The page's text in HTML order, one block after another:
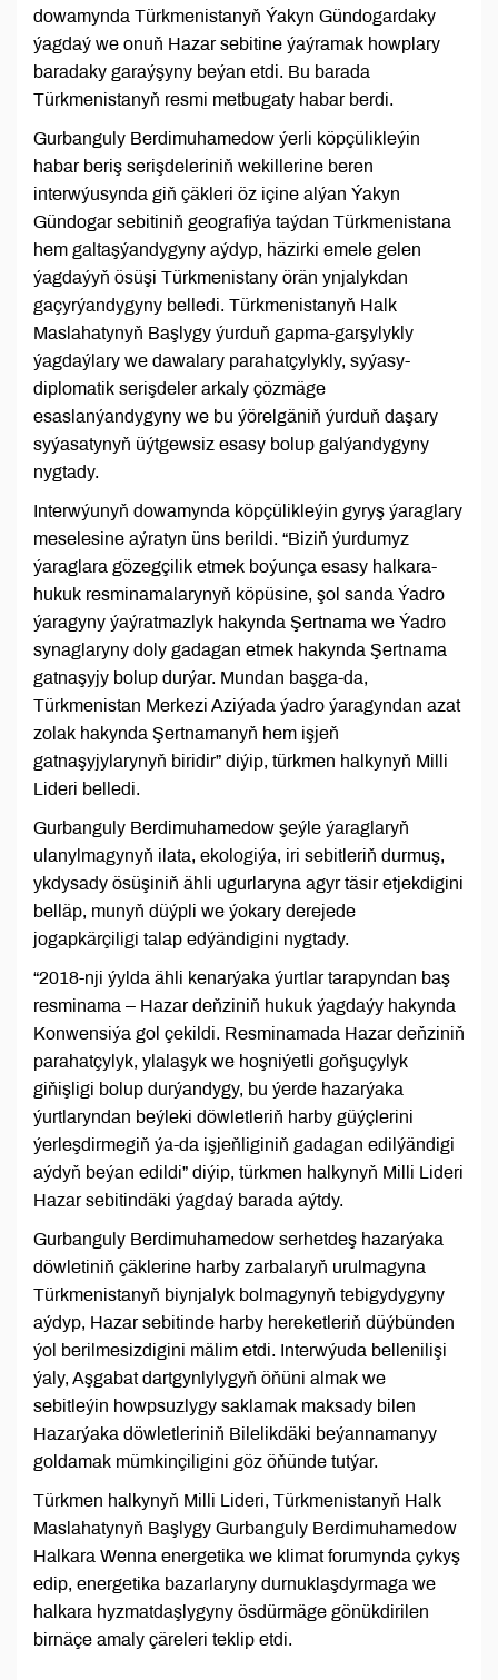
dowamynda Türkmenistanyň Ýakyn Gündogardaky
ýagdaý we onuň Hazar sebitine ýaýramak howplary
baradaky garaýşyny beýan etdi. Bu barada
Türkmenistanyň resmi metbugaty habar berdi.
Gurbanguly Berdimuhamedow ýerli köpçülikleýin
habar beriş serişdeleriniň wekillerine beren
interwýusynda giň çäkleri öz içine alýan Ýakyn
Gündogar sebitiniň geografiýa taýdan Türkmenistana
hem galtaşýandygyny aýdyp, häzirki emele gelen
ýagdaýyň ösüşi Türkmenistany örän ynjalykdan
gaçyrýandygyny belledi. Türkmenistanyň Halk
Maslahatynyň Başlygy ýurduň gapma-garşylykly
ýagdaýlary we dawalary parahatçylykly, syýasy-
diplomatik serişdeler arkaly çözmäge
esaslanýandygyny we bu ýörelgäniň ýurduň daşary
syýasatynyň üýtgewsiz esasy bolup galýandygyny
nygtady.
Interwýunyň dowamynda köpçülikleýin gyryş ýaraglary
meselesine aýratyn üns berildi. “Biziň ýurdumyz
ýaraglara gözegçilik etmek boýunça esasy halkara-
hukuk resminamalarynyň köpüsine, şol sanda Ýadro
ýaragyny ýaýratmazlyk hakynda Şertnama we Ýadro
synaglaryny doly gadagan etmek hakynda Şertnama
gatnaşyjy bolup durýar. Mundan başga-da,
Türkmenistan Merkezi Aziýada ýadro ýaragyndan azat
zolak hakynda Şertnamanyň hem işjeň
gatnaşyjylarynyň biridir” diýip, türkmen halkynyň Milli
Lideri belledi.
Gurbanguly Berdimuhamedow şeýle ýaraglaryň
ulanylmagynyň ilata, ekologiýa, iri sebitleriň durmuş,
ykdysady ösüşiniň ähli ugurlaryna agyr täsir etjekdigini
belläp, munyň düýpli we ýokary derejede
jogapkärçiligi talap edýändigini nygtady.
“2018-nji ýylda ähli kenarýaka ýurtlar tarapyndan baş
resminama – Hazar deňziniň hukuk ýagdaýy hakynda
Konwensiýa gol çekildi. Resminamada Hazar deňziniň
parahatçylyk, ylalaşyk we hoşniýetli goňşuçylyk
giňişligi bolup durýandygy, bu ýerde hazarýaka
ýurtlaryndan beýleki döwletleriň harby güýçlerini
ýerleşdirmegiň ýa-da işjeňliginiň gadagan edilýändigi
aýdyň beýan edildi” diýip, türkmen halkynyň Milli Lideri
Hazar sebitindäki ýagdaý barada aýtdy.
Gurbanguly Berdimuhamedow serhetdeş hazarýaka
döwletiniň çäklerine harby zarbalaryň urulmagyna
Türkmenistanyň biynjalyk bolmagynyň tebigydygyny
aýdyp, Hazar sebitinde harby hereketleriň düýbünden
ýol berilmesizdigini mälim etdi. Interwýuda bellenilişi
ýaly, Aşgabat dartgynlylygyň öňüni almak we
sebitleýin howpsuzlygy saklamak maksady bilen
Hazarýaka döwletleriniň Bilelikdäki beýannamanyy
goldamak mümkinçiligini göz öňünde tutýar.
Türkmen halkynyň Milli Lideri, Türkmenistanyň Halk
Maslahatynyň Başlygy Gurbanguly Berdimuhamedow
Halkara Wenna energetika we klimat forumynda çykyş
edip, energetika bazarlaryny durnuklaşdyrmaga we
halkara hyzmatdaşlygyny ösdürmäge gönükdirilen
birnäçe amaly çäreleri teklip etdi.